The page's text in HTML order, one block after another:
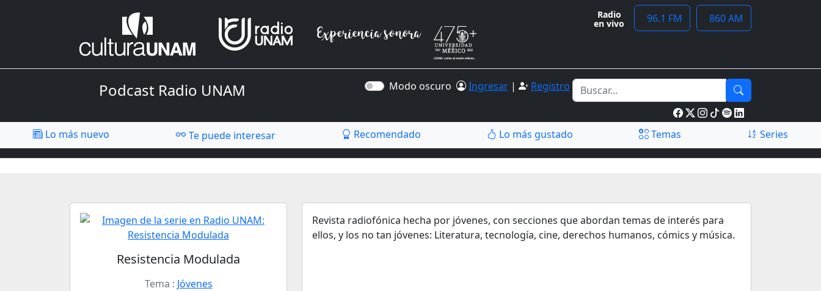
Radio
en vivo 96.1 FM 860 AM
Podcast Radio UNAM Modo oscuro Ingresar | Registro
Lo más nuevo Te puede interesar Recomendado Lo más gustado Temas Series
Resistencia Modulada
Tema : Jóvenes
Revista radiofónica hecha por jóvenes, con secciones que abordan temas de interés para
ellos, y los no tan jóvenes: Literatura, tecnología, cine, derechos humanos, cómics y música.